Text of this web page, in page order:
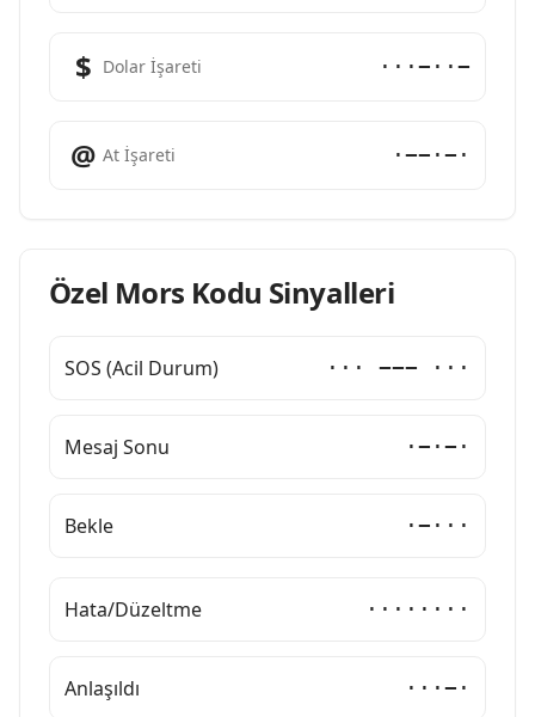
$ Dolar İşareti ···−··−
@ At İşareti ·−−·−·
Özel Mors Kodu Sinyalleri
SOS (Acil Durum) ··· −−− ···
Mesaj Sonu ·−·−·
Bekle ·−···
Hata/Düzeltme ········
Anlaşıldı ···−·